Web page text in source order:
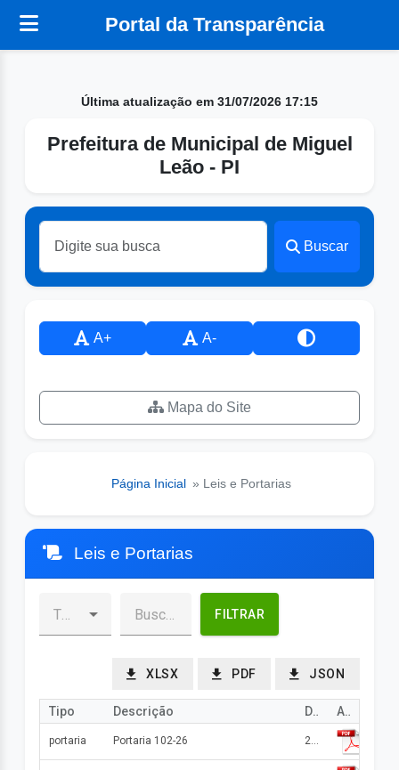
Portal da Transparência
Última atualização em 31/07/2026 17:15
Prefeitura de Municipal de Miguel
Leão - PI
Buscar
A+ A-
Mapa do Site
Página Inicial » Leis e Portarias
Leis e Portarias
FILTRAR
XLSX PDF JSON
Tipo Descrição Data Arquivo
portaria Portaria 102-26 22/07/2026